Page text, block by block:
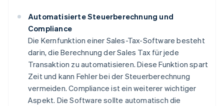
Automatisierte Steuerberechnung und
Compliance
Die Kernfunktion einer Sales-Tax-Software besteht
darin, die Berechnung der Sales Tax für jede
Transaktion zu automatisieren. Diese Funktion spart
Zeit und kann Fehler bei der Steuerberechnung
vermeiden. Compliance ist ein weiterer wichtiger
Aspekt. Die Software sollte automatisch die